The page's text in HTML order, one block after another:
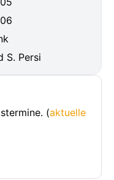
S. Persi
(aktuelle